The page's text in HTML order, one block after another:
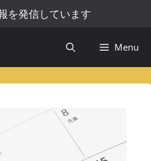
を発信しています
Menu